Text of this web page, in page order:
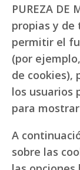
PUREZA DE
propias y de
permitir el
(por
de cookies),
los usuarios
para
A
sobre las